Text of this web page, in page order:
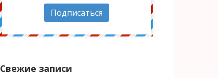
Подписаться
Свежие записи